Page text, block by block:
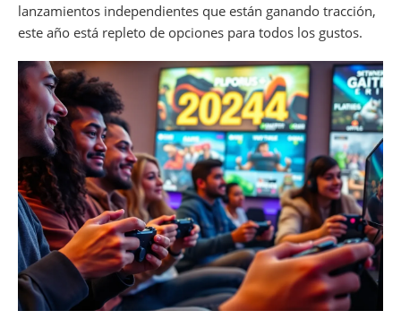
lanzamientos independientes que están ganando tracción,
este año está repleto de opciones para todos los gustos.